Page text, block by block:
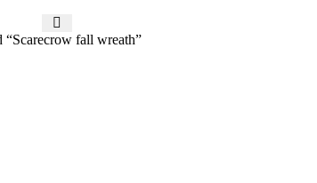
“Scarecrow fall wreath”